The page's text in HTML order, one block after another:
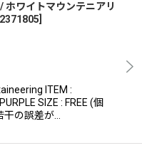
ワイトマウンテニアリ
ITEM :
SIZE : FREE (個
の誤差が…